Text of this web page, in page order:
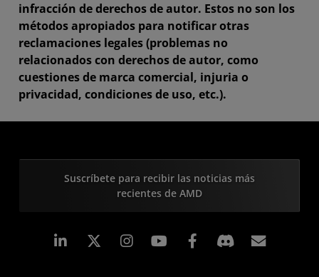
infracción de derechos de autor. Estos no son los
métodos apropiados para notificar otras
reclamaciones legales (problemas no
relacionados con derechos de autor, como
cuestiones de marca comercial, injuria o
privacidad, condiciones de uso, etc.).
Suscríbete para recibir las noticias más
recientes de AMD
LinkedIn Instagram Facebook